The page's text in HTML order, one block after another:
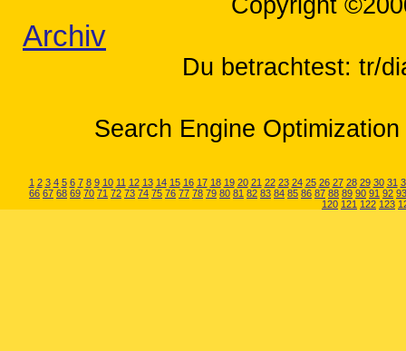
Copyright
Archiv
Du betrachtest: tr/
Search Engine
1 2 3 4 5 6 7 8 9 10 11 12 13 14 15 16 17 18 19 20 21 22 23 24 25 26 27 28 29 30 31
66 67 68 69 70 71 72 73 74 75 76 77 78 79 80 81 82 83 84 85 86 87 88 89 90 91 92 93
120 121 122 123